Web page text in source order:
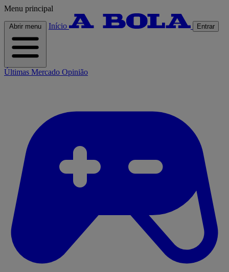
Menu principal
Abrir menu Início Entrar
Últimas Mercado Opinião